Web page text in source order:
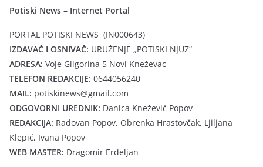
Potiski News – Internet Portal
PORTAL POTISKI NEWS (IN000643)
IZDAVAČ I OSNIVAČ: URUŽENJE „POTISKI NJUZ“
ADRESA: Voje Gligorina 5 Novi Kneževac
TELEFON REDAKCIJE: 0644056240
MAIL: potiskinews@gmail.com
ODGOVORNI UREDNIK: Danica Knežević Popov
REDAKCIJA: Radovan Popov, Obrenka Hrastovčak, Ljiljana
Klepić, Ivana Popov
WEB MASTER: Dragomir Erdeljan